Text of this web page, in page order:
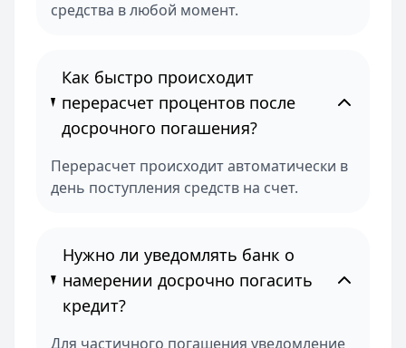
средства в любой момент.
Как быстро происходит
перерасчет процентов после
досрочного погашения?
Перерасчет происходит автоматически в
день поступления средств на счет.
Нужно ли уведомлять банк о
намерении досрочно погасить
кредит?
Для частичного погашения уведомление